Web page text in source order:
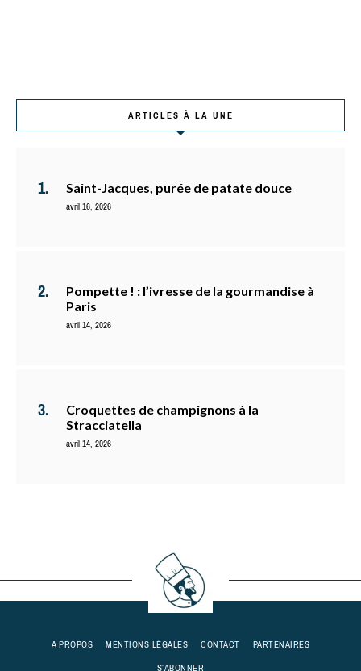
ARTICLES À LA UNE
Saint-Jacques, purée de patate douce
avril 16, 2026
Pompette ! : l’ivresse de la gourmandise à
Paris
avril 14, 2026
Croquettes de champignons à la
Stracciatella
avril 14, 2026
A PROPOS MENTIONS LÉGALES CONTACT
PARTENAIRES
S’ABONNER